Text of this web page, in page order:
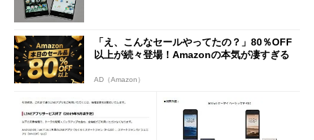
「え、こんなセールやってたの？」80％OFF
以上が続々登場！Amazonの本気が凄すぎる
AD（Amazon）